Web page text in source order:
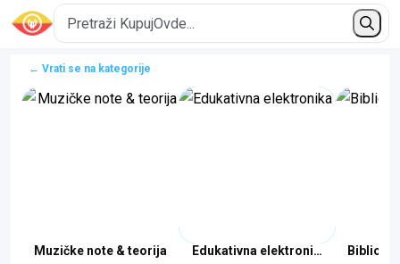
← Vrati se na kategorije
Muzičke note & teorija Edukativna elektronika & robotika